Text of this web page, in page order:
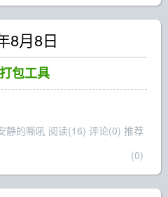
8月8日
包工具
静的嘶吼 阅读(16) 评论(0) 推荐
(0)